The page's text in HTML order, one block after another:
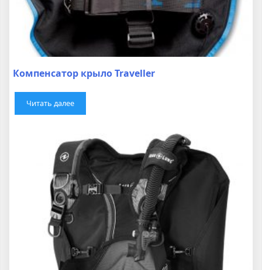
Компенсатор крыло Traveller
Читать далее